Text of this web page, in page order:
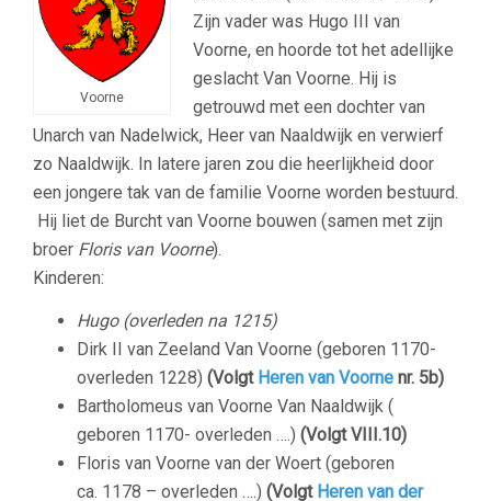
Voorne
Zijn vader was Hugo III van
Voorne, en hoorde tot het adellijke
geslacht Van Voorne. Hij is
getrouwd met een dochter van
Unarch van Nadelwick, Heer van Naaldwijk en verwierf
zo Naaldwijk. In latere jaren zou die heerlijkheid door
een jongere tak van de familie Voorne worden bestuurd.
Hij liet de Burcht van Voorne bouwen (samen met zijn
broer Floris van Voorne).
Kinderen:
Hugo (overleden na 1215)
Dirk II van Zeeland Van Voorne (geboren 1170-
overleden 1228) (Volgt Heren van Voorne nr. 5b)
Bartholomeus van Voorne Van Naaldwijk (
geboren 1170- overleden ….) (Volgt VIII.10)
Floris van Voorne van der Woert (geboren
ca. 1178 – overleden ….) (Volgt Heren van der